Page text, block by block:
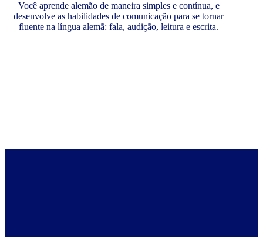
Você aprende alemão de maneira simples e contínua, e
desenvolve as habilidades de comunicação para se tornar
fluente na língua alemã: fala, audição, leitura e escrita.